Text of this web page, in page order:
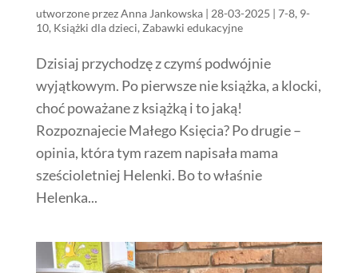
utworzone przezAnna Jankowska| 28-03-2025 | 7-8, 9-
10, Książki dla dzieci, Zabawki edukacyjne
Dzisiaj przychodzę z czymś podwójnie
wyjątkowym. Po pierwsze nie książka, a klocki,
choć poważane z książką i to jaką!
Rozpoznajecie Małego Księcia? Po drugie –
opinia, która tym razem napisała mama
sześcioletniej Helenki. Bo to właśnie
Helenka...